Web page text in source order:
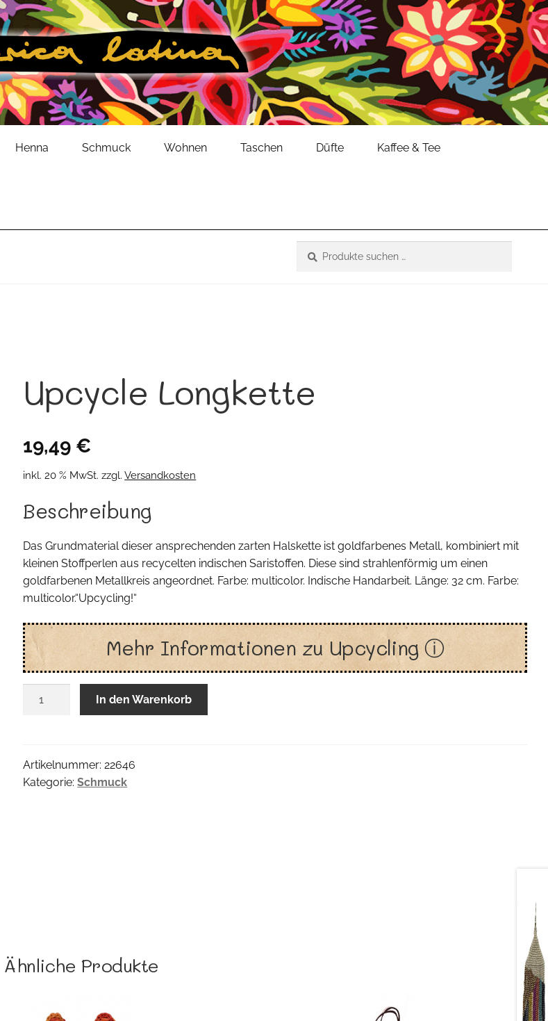
Henna Schmuck Wohnen Taschen Düfte Kaffee & Tee
nach:
Upcycle Longkette
19,49 €
inkl. 20 % MwSt. zzgl.Versandkosten
Beschreibung
Das Grundmaterial dieser ansprechenden zarten Halskette ist goldfarbenes Metall, kombiniert mit
kleinen Stoffperlen aus recycelten indischen Saristoffen. Diese sind strahlenförmig um einen
goldfarbenen Metallkreis angeordnet. Farbe: multicolor. Indische Handarbeit. Länge: 32 cm. Farbe:
multicolor.“Upcycling!“
Mehr Informationen zu Upcycling ⓘ
In den Warenkorb
Artikelnummer: 22646
Kategorie:Schmuck
Ähnliche Produkte